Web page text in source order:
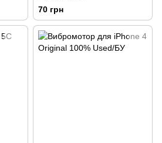
70 грн